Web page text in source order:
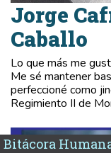
Jorge
Caballo
Lo que más me
Me sé mantener
perfeccioné como
Regimiento II de
Bitácora